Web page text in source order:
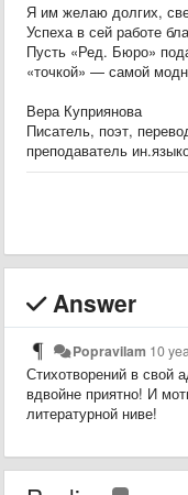
Я им желаю долгих,
Успеха в сей работе
Пусть «Ред. Бюро»
«точкой» — самой
Вера Куприянова
Писатель, поэт,
преподаватель
Answer
Popravilam 10
Стихотворений в свой
вдвойне приятно! И
литературной ниве!